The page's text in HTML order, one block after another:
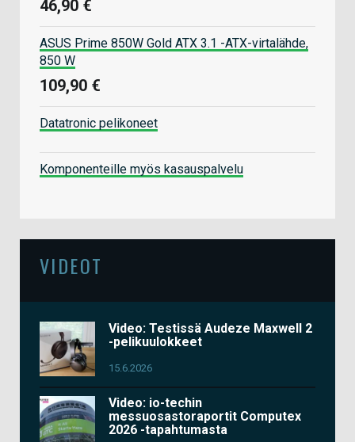
46,90 €
ASUS Prime 850W Gold ATX 3.1 -ATX-virtalähde,
850 W
109,90 €
Datatronic pelikoneet
Komponenteille myös kasauspalvelu
VIDEOT
Video: Testissä Audeze Maxwell 2
-pelikuulokkeet
15.6.2026
Video: io-techin
messuosastoraportit Computex
2026 -tapahtumasta